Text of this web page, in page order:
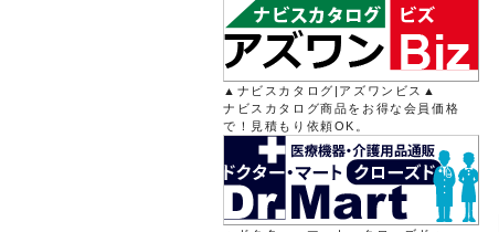
▲ナビスカタログ|アズワンビス▲
ナビスカタログ商品をお得な会員価格
で！見積もり依頼OK。